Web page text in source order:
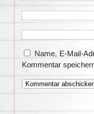
Name, E-Mail-
Kommentar